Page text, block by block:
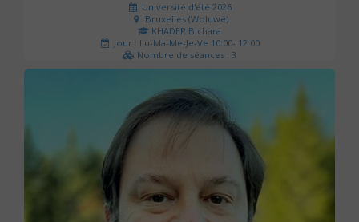
Université d'été 2026
Bruxelles (Woluwé)
KHADER Bichara
Jour : Lu-Ma-Me-Je-Ve 10:00- 12:00
Nombre de séances : 3
63 €